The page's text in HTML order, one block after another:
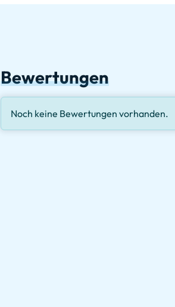
Bewertungen
Noch keine Bewertungen vorhanden.